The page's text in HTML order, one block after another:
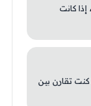
إذا كانت
كنت تقارن بين